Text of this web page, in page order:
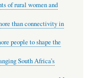
of rural women and
than connectivity in
people to shape the
South Africa’s